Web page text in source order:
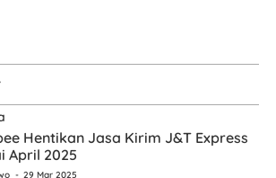
Hentikan Jasa Kirim J&T Express
April 2025
29 Mar 2025